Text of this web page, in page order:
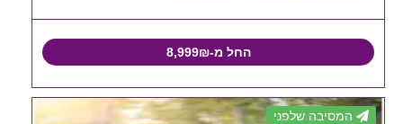
החל מ-8,999₪
המסיבה שלפני